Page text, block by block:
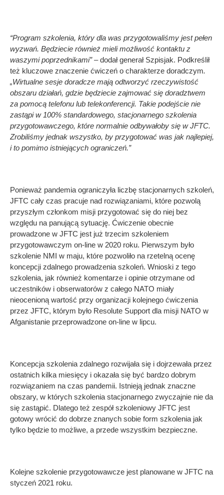
“Program szkolenia, który dla was przygotowaliśmy jest pełen
wyzwań. Będziecie również mieli możliwość kontaktu z
waszymi poprzednikami”– dodał generał Szpisjak. Podkreślił
też kluczowe znaczenie ćwiczeń o charakterze doradczym.
„Wirtualne sesje doradcze mają odtworzyć rzeczywistość
obszaru działań, gdzie będziecie zajmować się doradztwem
za pomocą telefonu lub telekonferencji. Takie podejście nie
zastąpi w 100% standardowego, stacjonarnego szkolenia
przygotowawczego, które normalnie odbywałoby się w JFTC.
Zrobiliśmy jednak wszystko, by przygotować was jak najlepiej,
i to pomimo istniejących ograniczeń.”
Ponieważ pandemia ograniczyła liczbę stacjonarnych szkoleń,
JFTC cały czas pracuje nad rozwiązaniami, które pozwolą
przyszłym członkom misji przygotować się do niej bez
względu na panującą sytuację. Ćwiczenie obecnie
prowadzone w JFTC jest już trzecim szkoleniem
przygotowawczym on-line w 2020 roku. Pierwszym było
szkolenie NMI w maju, które pozwoliło na rzetelną ocenę
koncepcji zdalnego prowadzenia szkoleń. Wnioski z tego
szkolenia, jak również komentarze i opinie otrzymane od
uczestników i obserwatorów z całego NATO miały
nieocenioną wartość przy organizacji kolejnego ćwiczenia
przez JFTC, którym było Resolute Support dla misji NATO w
Afganistanie przeprowadzone on-line w lipcu.
Koncepcja szkolenia zdalnego rozwijała się i dojrzewała przez
ostatnich kilka miesięcy i okazała się być bardzo dobrym
rozwiązaniem na czas pandemii. Istnieją jednak znaczne
obszary, w których szkolenia stacjonarnego zwyczajnie nie da
się zastąpić. Dlatego też zespół szkoleniowy JFTC jest
gotowy wrócić do dobrze znanych sobie form szkolenia jak
tylko będzie to możliwe, a przede wszystkim bezpieczne.
Kolejne szkolenie przygotowawcze jest planowane w JFTC na
styczeń 2021 roku.